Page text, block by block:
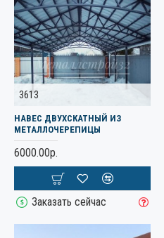
3613
НАВЕС ДВУХСКАТНЫЙ ИЗ
МЕТАЛЛОЧЕРЕПИЦЫ
6000.00р.
Заказать сейчас